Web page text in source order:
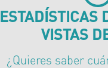
ESTADÍSTICAS
VISTAS
¿Quieres saber